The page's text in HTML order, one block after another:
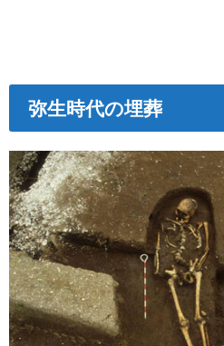
弥生時代の埋葬